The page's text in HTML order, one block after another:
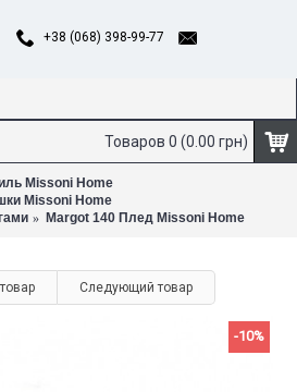
+38 (068) 398-99-77
Товаров 0 (0.00 грн)
Missoni Home
Missoni Home
Margot 140 Плед Missoni Home
Следующий товар
-10%